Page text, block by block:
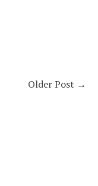
Older Post →